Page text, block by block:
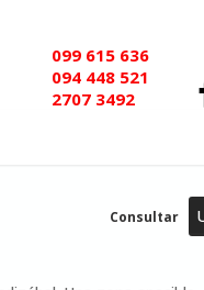
099 615 636
094 448 521
2707 3492
Consultar